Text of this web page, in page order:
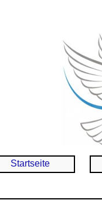
Startseite